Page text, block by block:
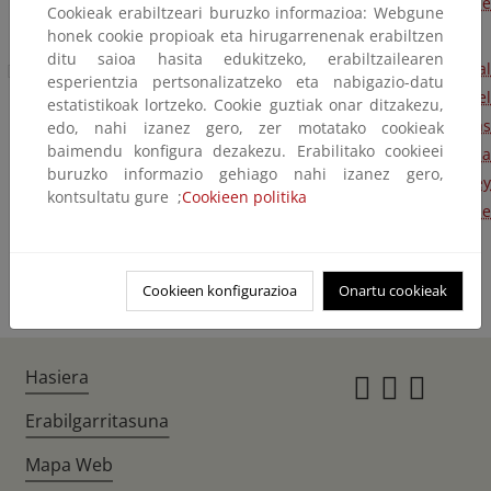
transporte.
Resolución de 11 de marzo de 2008, de la Comisión Nacional
de Energía, por la que se establece la aplicación del
procedimiento para la gestión de la liquidación y las
condiciones para el pago de la tasa establecida en la
disposición adicional duodécima 2, primera, de la Ley
34/1998, de 7 de octubre, en relación con el sector de
Cookieak erabiltzeari buruzko informazioa: Webgune
honek cookie propioak eta hirugarrenenak erabiltzen
ditu saioa hasita edukitzeko, erabiltzailearen
esperientzia pertsonalizatzeko eta nabigazio-datu
estatistikoak lortzeko. Cookie guztiak onar ditzakezu,
edo, nahi izanez gero, zer motatako cookieak
baimendu konfigura dezakezu. Erabilitako cookieei
buruzko informazio gehiago nahi izanez gero,
kontsultatu gure ;Cookieen politika
Cookieen konfigurazioa Onartu cookieak
Hasiera
Erabilgarritasuna
Mapa Web